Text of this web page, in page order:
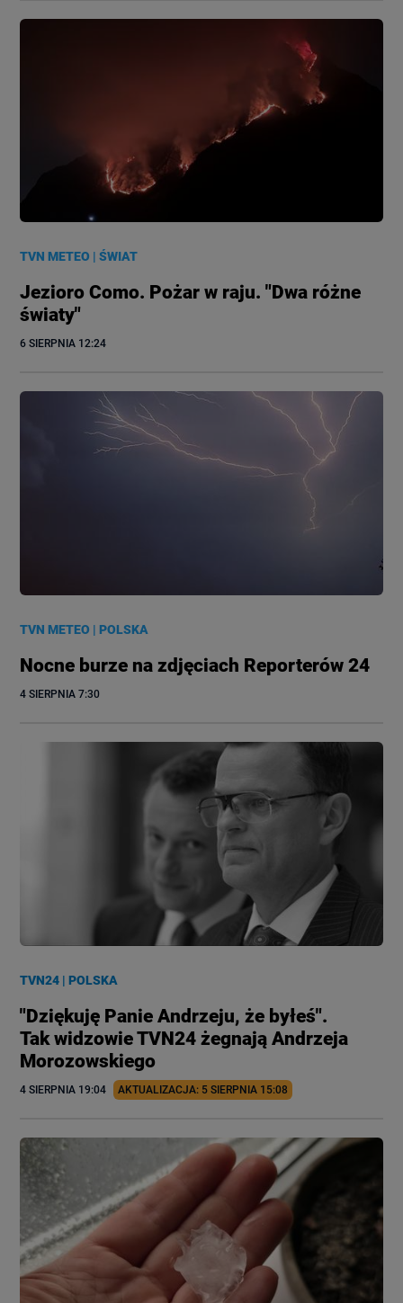
TVN METEO |ŚWIAT
Jezioro Como. Pożar w raju. "Dwa różne
światy"
6 SIERPNIA 12:24
TVN METEO |POLSKA
Nocne burze na zdjęciach Reporterów 24
4 SIERPNIA 7:30
TVN24 |POLSKA
"Dziękuję Panie Andrzeju, że byłeś".
Tak widzowie TVN24 żegnają Andrzeja
Morozowskiego
4 SIERPNIA 19:04 AKTUALIZACJA: 5 SIERPNIA 15:08